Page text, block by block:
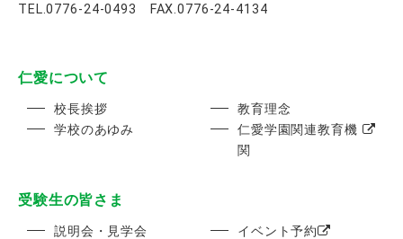
TEL.0776-24-0493 FAX.0776-24-4134
仁愛について
校長挨拶
教育理念
学校のあゆみ
仁愛学園関連教育機
関
受験生の皆さま
説明会・見学会
イベント予約